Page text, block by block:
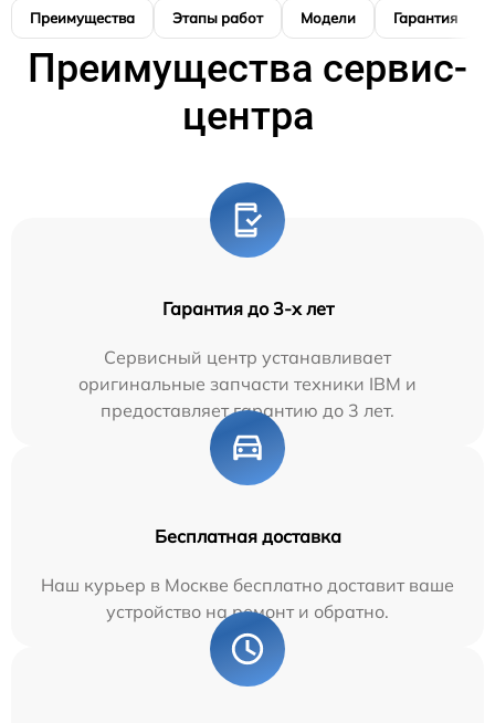
Преимущества Этапы работ Модели Гарантия
Преимущества сервис-
центра
Гарантия до 3-х лет
Сервисный центр устанавливает
оригинальные запчасти техники IBM и
предоставляет гарантию до 3 лет.
Бесплатная доставка
Наш курьер в Москве бесплатно доставит ваше
устройство на ремонт и обратно.